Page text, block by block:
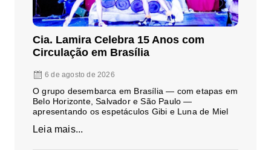
Cia. Lamira Celebra 15 Anos com
Circulação em Brasília
6 de agosto de 2026
O grupo desembarca em Brasília — com etapas em
Belo Horizonte, Salvador e São Paulo —
apresentando os espetáculos Gibi e Luna de Miel
Leia mais...